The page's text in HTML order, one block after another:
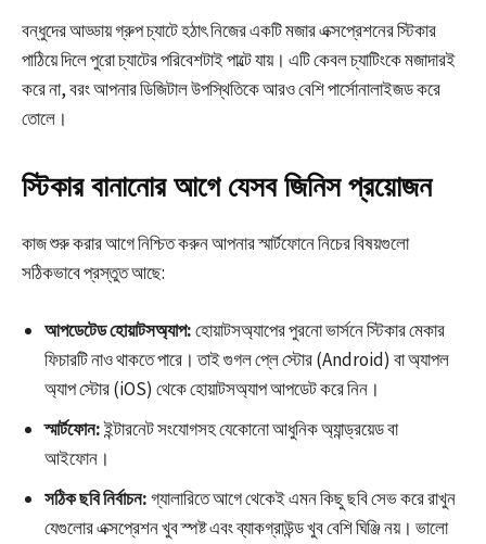
বন্ধুদের আড্ডায় গ্রুপ চ্যাটে হঠাৎ নিজের একটি মজার এক্সপ্রেশনের স্টিকার
পাঠিয়ে দিলে পুরো চ্যাটের পরিবেশটাই পাল্টে যায়। এটি কেবল চ্যাটিংকে মজাদারই
করে না, বরং আপনার ডিজিটাল উপস্থিতিকে আরও বেশি পার্সোনালাইজড করে
তোলে।
স্টিকার বানানোর আগে যেসব জিনিস প্রয়োজন
কাজ শুরু করার আগে নিশ্চিত করুন আপনার স্মার্টফোনে নিচের বিষয়গুলো
সঠিকভাবে প্রস্তুত আছে:
আপডেটেড হোয়াটসঅ্যাপ:হোয়াটসঅ্যাপের পুরনো ভার্সনে স্টিকার মেকার
ফিচারটি নাও থাকতে পারে। তাই গুগল প্লে স্টোর (Android) বা অ্যাপল
অ্যাপ স্টোর (iOS) থেকে হোয়াটসঅ্যাপ আপডেট করে নিন।
স্মার্টফোন:ইন্টারনেট সংযোগসহ যেকোনো আধুনিক অ্যান্ড্রয়েড বা
আইফোন।
সঠিক ছবি নির্বাচন:গ্যালারিতে আগে থেকেই এমন কিছু ছবি সেভ করে রাখুন
যেগুলোর এক্সপ্রেশন খুব স্পষ্ট এবং ব্যাকগ্রাউন্ড খুব বেশি ঘিঞ্জি নয়। ভালো